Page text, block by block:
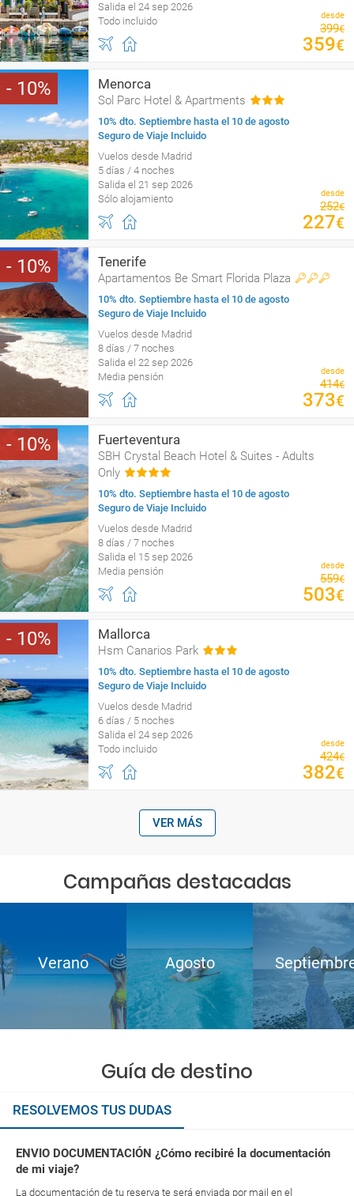
Salida el 24 sep 2026
Todo incluido
desde
399€
359€
10 Menorca
Sol Parc Hotel & Apartments
10% dto. Septiembre hasta el 10 de agosto
Seguro de Viaje Incluido
Vuelos desde Madrid
5 días / 4 noches
Salida el 21 sep 2026
Sólo alojamiento
desde
252€
227€
10 Tenerife
Apartamentos Be Smart Florida Plaza
10% dto. Septiembre hasta el 10 de agosto
Seguro de Viaje Incluido
Vuelos desde Madrid
8 días / 7 noches
Salida el 22 sep 2026
Media pensión
desde
414€
373€
10 Fuerteventura
SBH Crystal Beach Hotel & Suites - Adults
Only
10% dto. Septiembre hasta el 10 de agosto
Seguro de Viaje Incluido
Vuelos desde Madrid
8 días / 7 noches
Salida el 15 sep 2026
Media pensión
desde
559€
503€
10 Mallorca
Hsm Canarios Park
10% dto. Septiembre hasta el 10 de agosto
Seguro de Viaje Incluido
Vuelos desde Madrid
6 días / 5 noches
Salida el 24 sep 2026
Todo incluido
desde
424€
382€
VER MÁS
Campañas destacadas
Verano Agosto
Guía de destino
RESOLVEMOS TUS DUDAS
ENVIO DOCUMENTACIÓN ¿Cómo recibiré la documentación
de mi viaje?
La documentación de tu reserva te será enviada por mail en el